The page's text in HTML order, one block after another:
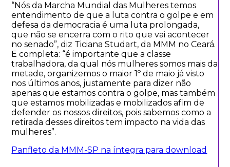
“Nós da Marcha Mundial das Mulheres temos
entendimento de que a luta contra o golpe e em
defesa da democracia é uma luta prolongada,
que não se encerra com o rito que vai acontecer
no senado”, diz Ticiana Studart, da MMM no Ceará.
E completa: “é importante que a classe
trabalhadora, da qual nós mulheres somos mais da
metade, organizemos o maior 1º de maio já visto
nos últimos anos, justamente para dizer não
apenas que estamos contra o golpe, mas também
que estamos mobilizadas e mobilizados afim de
defender os nossos direitos, pois sabemos como a
retirada desses direitos tem impacto na vida das
mulheres”.
Panfleto da MMM-SP na íntegra para download